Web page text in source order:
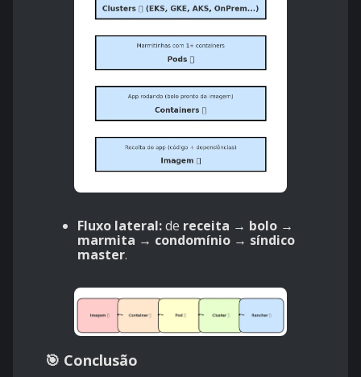
Fluxo lateral:de receita → bolo →
marmita → condomínio → síndico
master.
🎯 Conclusão